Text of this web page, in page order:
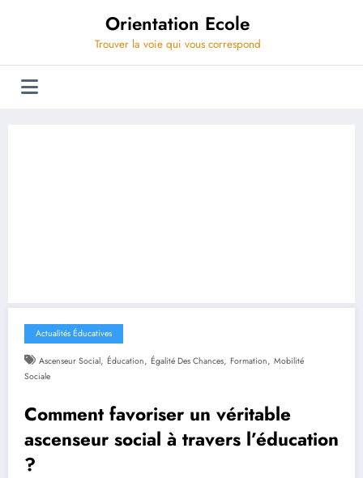
Orientation Ecole
Trouver la voie qui vous correspond
Actualités Éducatives
Ascenseur Social, Éducation, Égalité Des Chances, Formation, Mobilité
Sociale
Comment favoriser un véritable
ascenseur social à travers l’éducation
?